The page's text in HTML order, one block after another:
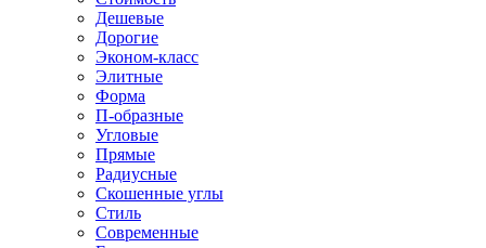
Дешевые
Дорогие
Эконом-класс
Элитные
Форма
П-образные
Угловые
Прямые
Радиусные
Скошенные углы
Стиль
Современные